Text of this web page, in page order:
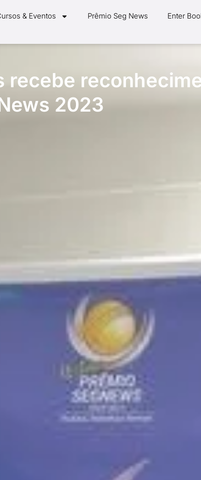
& Eventos Prêmio Seg News Enter
recebe
2023